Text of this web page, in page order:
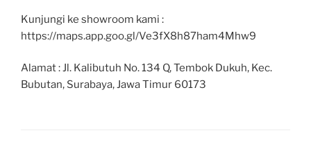
Kunjungi ke showroom kami :
https://maps.app.goo.gl/Ve3fX8h87ham4Mhw9
Alamat : Jl. Kalibutuh No. 134 Q, Tembok Dukuh, Kec.
Bubutan, Surabaya, Jawa Timur 60173